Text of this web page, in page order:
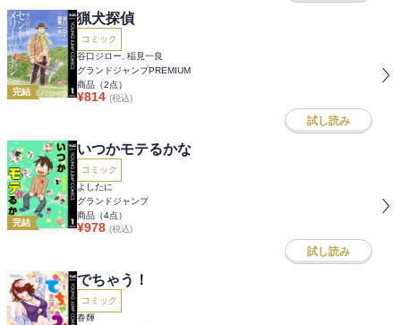
完結
猟犬探偵
コミック
谷口ジロー, 稲見一良
グランドジャンプPREMIUM
商品（2点）
¥814 (税込)
試し読み
完結
いつかモテるかな
コミック
よしたに
グランドジャンプ
商品（4点）
¥978 (税込)
試し読み
でちゃう！
コミック
春輝